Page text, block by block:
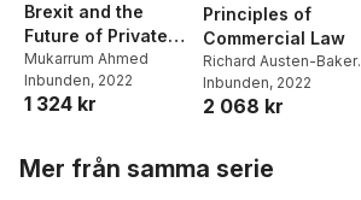
Brexit and the
Future of Private
International Law
in English Courts
Mukarrum Ahmed
Inbunden, 2022
1 324 kr
Principles of
Commercial Law
Richard Austen-Baker,
Kayode Akintola
Mukarrum Ahmed
Inbunden, 2022
2 068 kr
Mer från samma serie